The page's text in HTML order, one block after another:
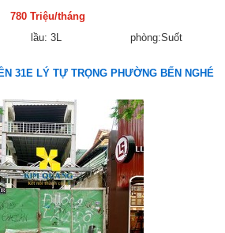
780 Triệu/tháng
lầu: 3L phòng:Suốt
31E LÝ TỰ TRỌNG PHƯỜNG BẾN NGHÉ